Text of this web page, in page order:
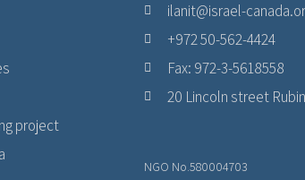
project
ilanit@israel-
+972 50-562-4424
Fax: 972-3-5618558
20 Lincoln street
NGO No.580004703